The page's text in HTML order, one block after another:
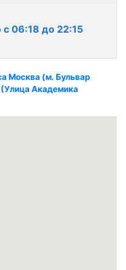
06:18 до 22:15
Москва (м. Бульвар
Академика